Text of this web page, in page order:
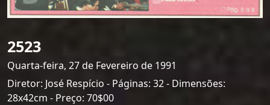
2523
Quarta-feira, 27 de Fevereiro de 1991
Diretor: José Respício - Páginas: 32 - Dimensões:
28x42cm - Preço: 70$00